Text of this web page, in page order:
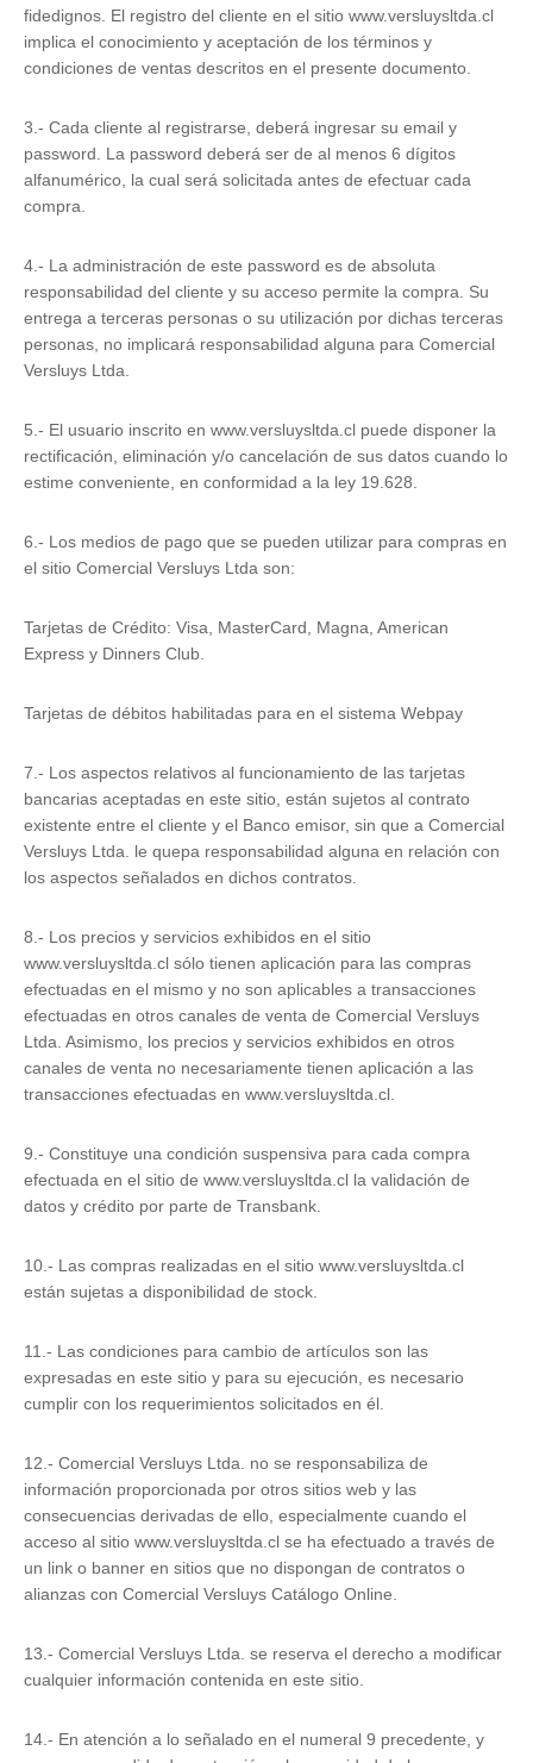
fidedignos. El registro del cliente en el sitio www.versluysltda.cl
implica el conocimiento y aceptación de los términos y
condiciones de ventas descritos en el presente documento.
3.- Cada cliente al registrarse, deberá ingresar su email y
password. La password deberá ser de al menos 6 dígitos
alfanumérico, la cual será solicitada antes de efectuar cada
compra.
4.- La administración de este password es de absoluta
responsabilidad del cliente y su acceso permite la compra. Su
entrega a terceras personas o su utilización por dichas terceras
personas, no implicará responsabilidad alguna para Comercial
Versluys Ltda.
5.- El usuario inscrito en www.versluysltda.cl puede disponer la
rectificación, eliminación y/o cancelación de sus datos cuando lo
estime conveniente, en conformidad a la ley 19.628.
6.- Los medios de pago que se pueden utilizar para compras en
el sitio Comercial Versluys Ltda son:
Tarjetas de Crédito: Visa, MasterCard, Magna, American
Express y Dinners Club.
Tarjetas de débitos habilitadas para en el sistema Webpay
7.- Los aspectos relativos al funcionamiento de las tarjetas
bancarias aceptadas en este sitio, están sujetos al contrato
existente entre el cliente y el Banco emisor, sin que a Comercial
Versluys Ltda. le quepa responsabilidad alguna en relación con
los aspectos señalados en dichos contratos.
8.- Los precios y servicios exhibidos en el sitio
www.versluysltda.cl sólo tienen aplicación para las compras
efectuadas en el mismo y no son aplicables a transacciones
efectuadas en otros canales de venta de Comercial Versluys
Ltda. Asimismo, los precios y servicios exhibidos en otros
canales de venta no necesariamente tienen aplicación a las
transacciones efectuadas en www.versluysltda.cl.
9.- Constituye una condición suspensiva para cada compra
efectuada en el sitio de www.versluysltda.cl la validación de
datos y crédito por parte de Transbank.
10.- Las compras realizadas en el sitio www.versluysltda.cl
están sujetas a disponibilidad de stock.
11.- Las condiciones para cambio de artículos son las
expresadas en este sitio y para su ejecución, es necesario
cumplir con los requerimientos solicitados en él.
12.- Comercial Versluys Ltda. no se responsabiliza de
información proporcionada por otros sitios web y las
consecuencias derivadas de ello, especialmente cuando el
acceso al sitio www.versluysltda.cl se ha efectuado a través de
un link o banner en sitios que no dispongan de contratos o
alianzas con Comercial Versluys Catálogo Online.
13.- Comercial Versluys Ltda. se reserva el derecho a modificar
cualquier información contenida en este sitio.
14.- En atención a lo señalado en el numeral 9 precedente, y